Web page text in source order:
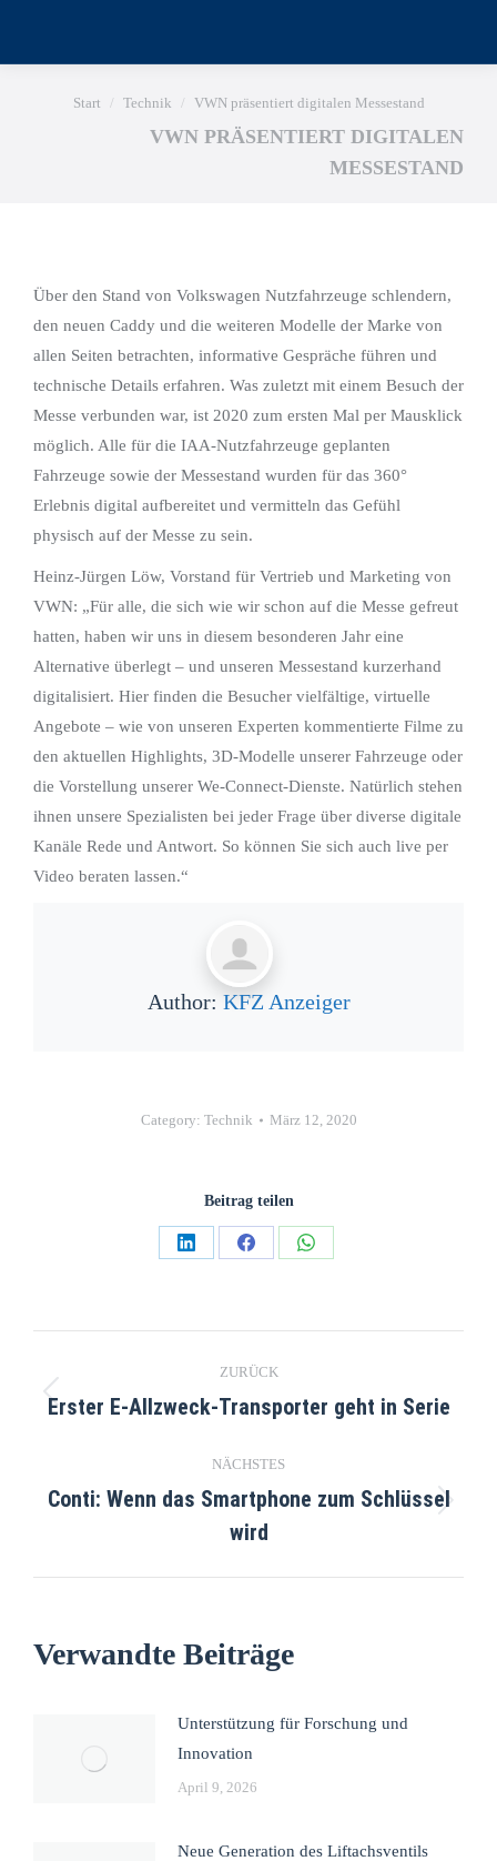
Sie befinden sich hier:
Start Technik VWN präsentiert digitalen Messestand
VWN PRÄSENTIERT DIGITALEN
MESSESTAND
Über den Stand von Volkswagen Nutzfahrzeuge schlendern,
den neuen Caddy und die weiteren Modelle der Marke von
allen Seiten betrachten, informative Gespräche führen und
technische Details erfahren. Was zuletzt mit einem Besuch der
Messe verbunden war, ist 2020 zum ersten Mal per Mausklick
möglich. Alle für die IAA-Nutzfahrzeuge geplanten
Fahrzeuge sowie der Messestand wurden für das 360°
Erlebnis digital aufbereitet und vermitteln das Gefühl
physisch auf der Messe zu sein.
Heinz-Jürgen Löw, Vorstand für Vertrieb und Marketing von
VWN: „Für alle, die sich wie wir schon auf die Messe gefreut
hatten, haben wir uns in diesem besonderen Jahr eine
Alternative überlegt – und unseren Messestand kurzerhand
digitalisiert. Hier finden die Besucher vielfältige, virtuelle
Angebote – wie von unseren Experten kommentierte Filme zu
den aktuellen Highlights, 3D-Modelle unserer Fahrzeuge oder
die Vorstellung unserer We-Connect-Dienste. Natürlich stehen
ihnen unsere Spezialisten bei jeder Frage über diverse digitale
Kanäle Rede und Antwort. ​So können Sie sich auch live per
Video beraten lassen.“
Author: KFZ Anzeiger
Category: Technik März 12, 2020
Beitrag teilen
ZURÜCK
Erster E-Allzweck-Transporter geht in Serie
NÄCHSTES
Conti: Wenn das Smartphone zum Schlüssel
wird
Verwandte Beiträge
Unterstützung für Forschung und
Innovation
April 9, 2026
Neue Generation des Liftachsventils